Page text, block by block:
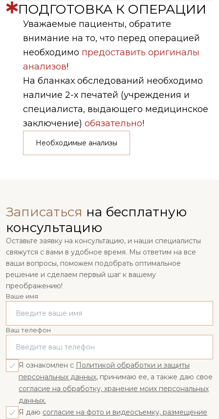
ПОДГОТОВКА К ОПЕРАЦИИ
Уважаемые пациенты, обратите
внимание на то, что перед операцией
необходимо предоставить оригиналы
анализов!
На бланках обследований необходимо
наличие 2-х печатей (учреждения и
специалиста, выдающего медицинское
заключение) обязательно!
Необходимые анализы
Записаться на бесплатную
консультацию
Оставьте заявку на консультацию, и наши специалисты
свяжутся с вами в удобное время. Мы ответим на все
ваши вопросы, поможем подобрать оптимальное
решение и сделаем первый шаг к вашему
преображению!
Ваше имя
Ваш телефон
Я ознакомлен с Политикой обработки и защиты
персональных данных, принимаю ее, а также даю свое
согласие на обработку, хранение моих персональных
данных.
Я даю согласие на фото и видеосъемку, размещение